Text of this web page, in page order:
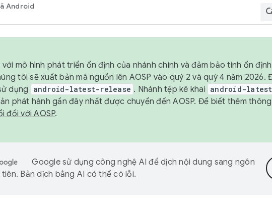
Android
mô hình phát triển ổn định của nhánh chính và đảm bảo tính ổn
tôi sẽ xuất bản mã nguồn lên AOSP vào quý 2 và quý 4 năm
dụng
android-latest-release . Nhánh tệp kê khai android-
phát hành gần đây nhất được chuyển đến AOSP. Để biết thêm
đối với AOSP.
Google sử dụng công nghệ AI để dịch nội dung sang ngôn
Bản dịch bằng AI có thể có lỗi.